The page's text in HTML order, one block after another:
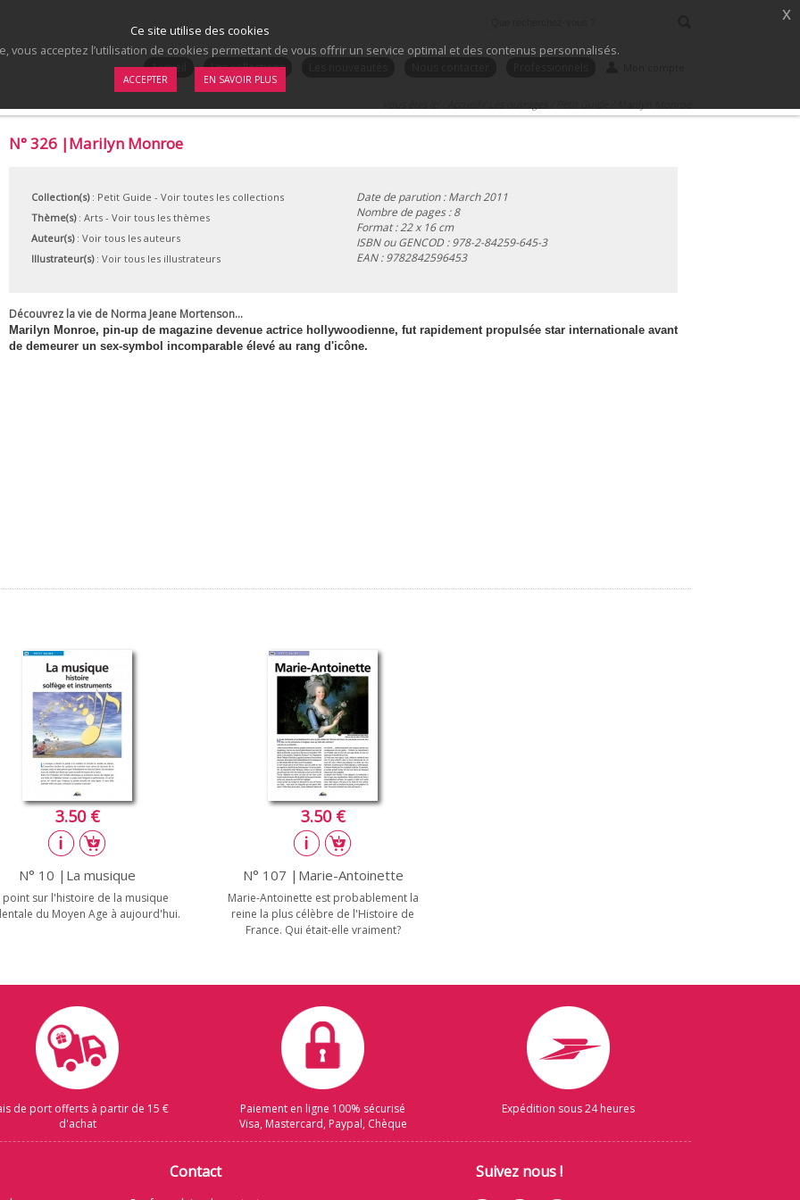
Accueil Les collections
N° 326 |Marilyn Monroe
Collection(s): Petit Guide - Voir toutes les collections
Thème(s): Arts- Voir tous les thèmes
Auteur(s): Voir tous les auteurs
Illustrateur(s): Voir tous les illustrateurs
Date de parution : March 2011
Nombre de pages : 8
Format : 22 x 16 cm
ISBN ou GENCOD :978-2-84259-645-3
EAN :9782842596453
Découvrez la vie de Norma Jeane Mortenson...
Marilyn Monroe, pin-up de magazine devenue actrice hollywoodienne, fut rapidement propulsée star internationale avant
de demeurer un sex-symbol incomparable élevé au rang d'icône.
3.50 €
N° 10 |La musique
point sur l'histoire de la musique
du Moyen Age à aujourd'hui.
3.50 €
N° 107 |Marie-Antoinette
Marie-Antoinette est probablement la
reine la plus célèbre de l'Histoire de
France. Qui était-elle vraiment?
de port offerts à partir de 15 €
d'achat
Paiement en ligne 100% sécurisé
Visa, Mastercard, Paypal, Chèque
Expédition sous 24 heures
Contact Suivez nous !
Ce site utilise des cookies
vous acceptez l’utilisation de cookies permettant de vous offrir un service optimal et des contenus personnalisés.
ACCEPTER EN SAVOIR PLUS
x